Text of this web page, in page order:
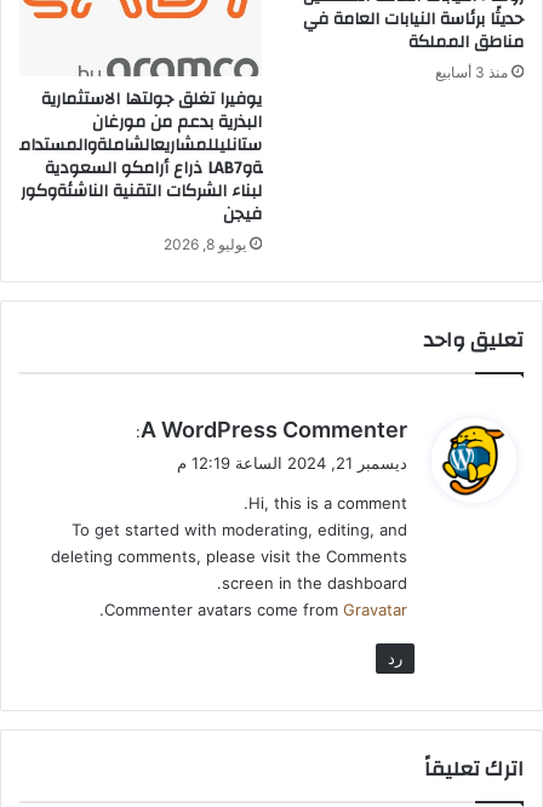
حديثًا برئاسة النيابات العامة في
مناطق المملكة
منذ 3 أسابيع
يوفيرا تغلق جولتها الاستثمارية
البذرية بدعم من مورغان
ستانليللمشاريعالشاملةوالمستدام
ةوLAB7 ذراع أرامكو السعودية
لبناء الشركات التقنية الناشئةوكور
فيجن
يوليو 8, 2026
تعليق واحد
ي
ل
A WordPress Commenter
:
ديسمبر 21, 2024 الساعة 12:19 م
Hi, this is a comment.
To get started with moderating, editing, and
deleting comments, please visit the Comments
screen in the dashboard.
Commenter avatars come from Gravatar
.
رد
اترك تعليقاً